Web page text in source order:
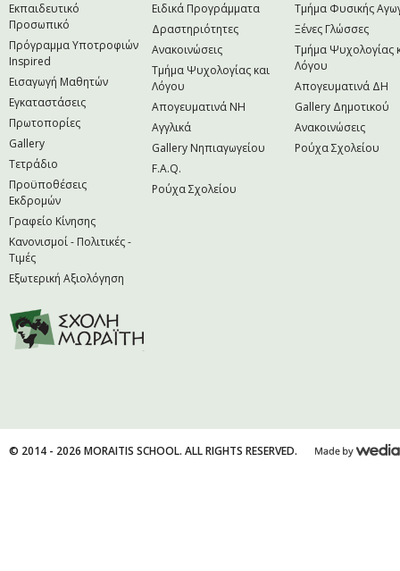
Εκπαιδευτικό
Προσωπικό
Πρόγραμμα Υποτροφιών
Inspired
Εισαγωγή Μαθητών
Εγκαταστάσεις
Πρωτοπορίες
Gallery
Τετράδιο
Προϋποθέσεις
Εκδρομών
Γραφείο Κίνησης
Κανονισμοί - Πολιτικές -
Τιμές
Εξωτερική Αξιολόγηση
Ειδικά Προγράμματα
Δραστηριότητες
Ανακοινώσεις
Τμήμα Ψυχολογίας και
Λόγου
Απογευματινά NH
Αγγλικά
Gallery Νηπιαγωγείου
F.A.Q.
Ρούχα Σχολείου
Τμήμα Φυσικής
Ξένες Γλώσσες
Τμήμα Ψυχολογίας
Λόγου
Απογευματινά ΔΗ
Gallery Δημοτικού
Ανακοινώσεις
Ρούχα Σχολείου
© 2014 - 2026 MORAITIS SCHOOL. ALL RIGHTS RESERVED.